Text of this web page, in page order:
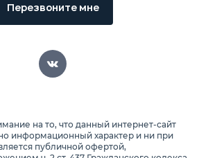
Перезвоните мне
на то, что данный интернет-сайт
информационный характер и ни при
публичной офертой,